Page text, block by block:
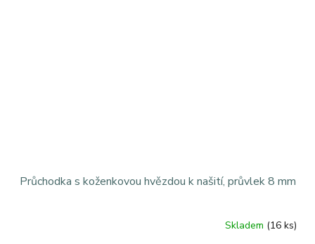
Průchodka s koženkovou hvězdou k našití, průvlek 8 mm
Skladem (16 ks)